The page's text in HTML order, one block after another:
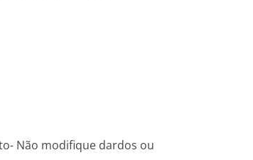
Não modifique dardos ou